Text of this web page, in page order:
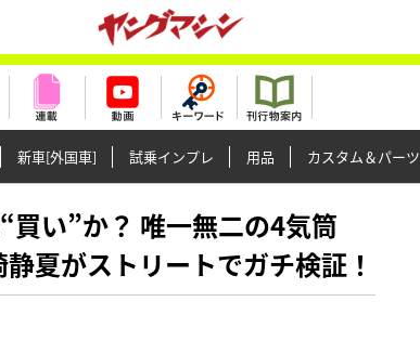
新車[外国車] 試乗インプレ 用品 カスタム＆パーツ
い”か？ 唯一無二の4気筒
夏がストリートでガチ検証！